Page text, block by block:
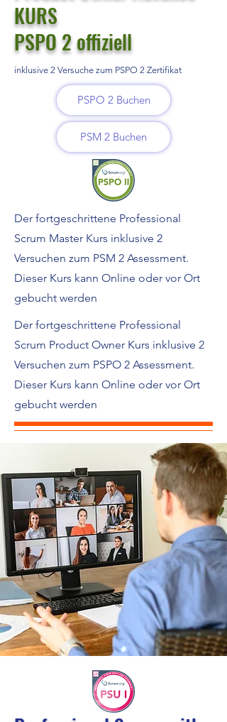
KURS
PSPO 2 offiziell
inklusive 2 Versuche zum PSPO 2 Zertifikat
PSPO 2 Buchen
PSM 2 Buchen
Der fortgeschrittene Professional
Scrum Master Kurs inklusive 2
Versuchen zum PSM 2 Assessment.
Dieser Kurs kann Online oder vor Ort
gebucht werden
Der fortgeschrittene Professional
Scrum Product Owner Kurs inklusive 2
Versuchen zum PSPO 2 Assessment.
Dieser Kurs kann Online oder vor Ort
gebucht werden